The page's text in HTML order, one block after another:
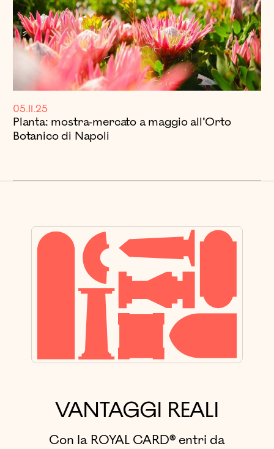
05.11.25
Planta: mostra-mercato a maggio all’Orto
Botanico di Napoli
VANTAGGI REALI
Con la ROYAL CARD® entri da